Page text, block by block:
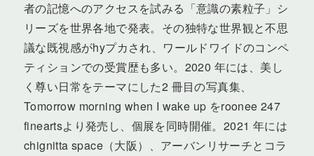
者の記憶へのアクセスを試みる「意識の素粒子」シ
リーズを世界各地で発表。その独特な世界観と不思
議な既視感がhyプカされ、ワールドワイドのコンペ
ティションでの受賞歴も多い。2020 年には、美し
く尊い日常をテーマにした2 冊目の写真集、
Tomorrow morning when I wake up をroonee 247
fineartsより発売し、個展を同時開催。2021 年には
chignitta space（大阪）、アーバンリサーチとコラ